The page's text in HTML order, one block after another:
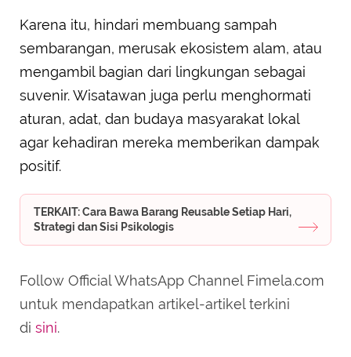
Karena itu, hindari membuang sampah
sembarangan, merusak ekosistem alam, atau
mengambil bagian dari lingkungan sebagai
suvenir. Wisatawan juga perlu menghormati
aturan, adat, dan budaya masyarakat lokal
agar kehadiran mereka memberikan dampak
positif.
TERKAIT: Cara Bawa Barang Reusable Setiap Hari,
Strategi dan Sisi Psikologis
Follow Official WhatsApp Channel Fimela.com
untuk mendapatkan artikel-artikel terkini
di sini.